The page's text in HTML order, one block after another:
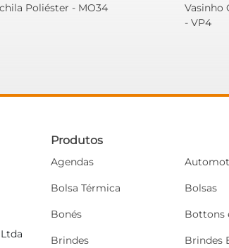
Poliéster - MO34
Vasinho
- VP4
Produtos
Agendas
Bolsa Térmica
Bonés
Brindes
Bolsas
Bottons
Brindes